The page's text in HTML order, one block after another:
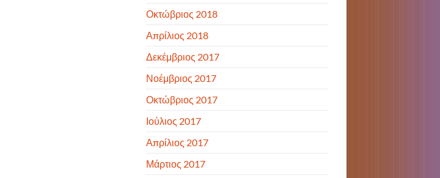
Οκτώβριος 2018
Απρίλιος 2018
Δεκέμβριος 2017
Νοέμβριος 2017
Οκτώβριος 2017
Ιούλιος 2017
Απρίλιος 2017
Μάρτιος 2017